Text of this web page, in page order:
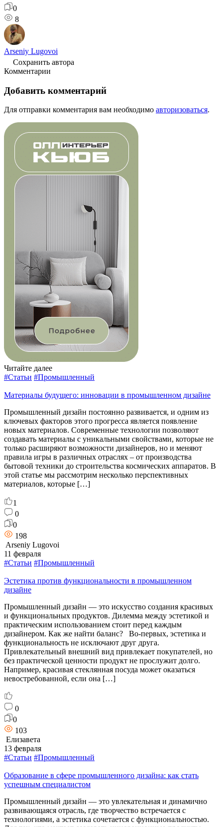
0
8
Arseniy Lugovoi
Сохранить автора
Комментарии
Добавить комментарий
Для отправки комментария вам необходимо авторизоваться.
Читайте далее
#Статьи #Промышленный
Материалы будущего: инновации в промышленном дизайне
Промышленный дизайн постоянно развивается, и одним из
ключевых факторов этого прогресса является появление
новых материалов. Современные технологии позволяют
создавать материалы с уникальными свойствами, которые не
только расширяют возможности дизайнеров, но и меняют
правила игры в различных отраслях – от производства
бытовой техники до строительства космических аппаратов. В
этой статье мы рассмотрим несколько перспективных
материалов, которые […]
1
0
0
198
Arseniy Lugovoi
11 февраля
#Статьи #Промышленный
Эстетика против функциональности в промышленном
дизайне
Промышленный дизайн — это искусство создания красивых
и функциональных продуктов. Дилемма между эстетикой и
практическим использованием стоит перед каждым
дизайнером. Как же найти баланс? Во-первых, эстетика и
функциональность не исключают друг друга.
Привлекательный внешний вид привлекает покупателей, но
без практической ценности продукт не прослужит долго.
Например, красивая стеклянная посуда может оказаться
невостребованной, если она […]
0
0
103
Елизавета
13 февраля
#Статьи #Промышленный
Образование в сфере промышленного дизайна: как стать
успешным специалистом
Промышленный дизайн — это увлекательная и динамично
развивающаяся отрасль, где творчество встречается с
технологиями, а эстетика сочетается с функциональностью.